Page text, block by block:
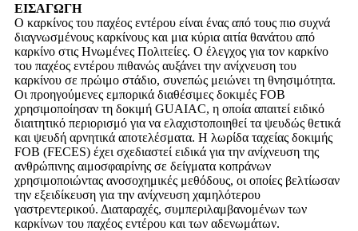
ΕΙΣΑΓΩΓΗ
Ο καρκίνος του παχέος εντέρου είναι ένας από τους πιο συχνά
διαγνωσμένους καρκίνους και μια κύρια αιτία θανάτου από
καρκίνο στις Ηνωμένες Πολιτείες. Ο έλεγχος για τον καρκίνο
του παχέος εντέρου πιθανώς αυξάνει την ανίχνευση του
καρκίνου σε πρώιμο στάδιο, συνεπώς μειώνει τη θνησιμότητα.
Οι προηγούμενες εμπορικά διαθέσιμες δοκιμές FOB
χρησιμοποίησαν τη δοκιμή GUAIAC, η οποία απαιτεί ειδικό
διαιτητικό περιορισμό για να ελαχιστοποιηθεί τα ψευδώς θετικά
και ψευδή αρνητικά αποτελέσματα. Η λωρίδα ταχείας δοκιμής
FOB (FECES) έχει σχεδιαστεί ειδικά για την ανίχνευση της
ανθρώπινης αιμοσφαιρίνης σε δείγματα κοπράνων
χρησιμοποιώντας ανοσοχημικές μεθόδους, οι οποίες βελτίωσαν
την εξειδίκευση για την ανίχνευση χαμηλότερου
γαστρεντερικού. Διαταραχές, συμπεριλαμβανομένων των
καρκίνων του παχέος εντέρου και των αδενωμάτων.